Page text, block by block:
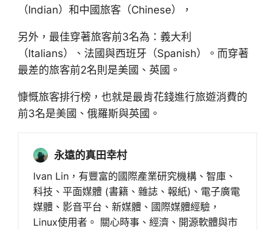
（Indian）和中國旅客（Chinese），
另外，最佳穿著旅客前3名為：義大利
（Italians）、法國與西班牙（Spanish）。而穿著
最差的旅客前2名則是美國、英國。
慷慨旅客排行榜，也就是最肯花錢進行旅遊消費的
前3名是美國、俄羅斯與英國。
永遠的真田幸村
Ivan Lin，有豐富的國際產業研究機構、智庫、
科技、平面媒體 (書籍、雜誌、報紙)、電子廣電
媒體、影音平台、新媒體、國際媒體經驗，
Linux使用者。 關心時事、經濟、開源軟體與市